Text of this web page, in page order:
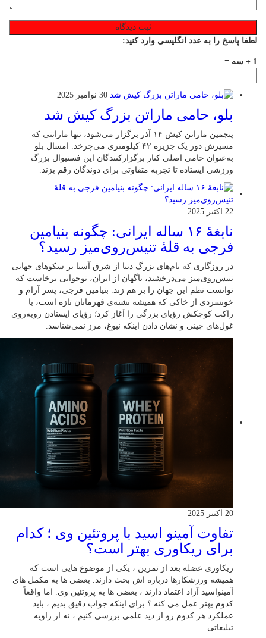
پاسخ را به عدد انگلیسی وارد کنید:
30 نوامبر 2025
بلو، حامی ماراتن بزرگ کیش شد
پنجمین ماراتن کیش ۱۴ آذر برگزار می‌شود، تنها ماراتنی که
مسیرش دور یک جزیره ۴۲ کیلومتری می‌چرخد. امسال بلو
به‌عنوان حامی اصلی کنار برگزارکنندگان این فستیوال بزرگ
ورزشی ایستاده تا تجربه متفاوتی برای دوندگان رقم بزند.
نابغهٔ ۱۶ ساله ایرانی: چگونه بنیامین
فرجی به قلهٔ تنیس‌روی‌میز رسید؟
در روزگاری که نام‌های بزرگ دنیا از شرق آسیا بر سکوهای جهانی
تنیس‌روی‌میز می‌درخشند، ناگهان از ایران، نوجوانی برخاست که
توانست نظم این جهان را بر هم زند. بنیامین فرجی، پسر آرام و
خونسردی از خاکی که همیشه تشنه‌ی قهرمانان تازه است، با
راکت کوچکش رؤیای بزرگی را آغاز کرد؛ رؤیای ایستادن روبه‌روی
غول‌های چینی و نشان دادن اینکه نبوغ، مرز نمی‌شناسد.
تفاوت آمینو اسید با پروتئین وی ؛ کدام
برای ریکاوری بهتر است؟
ریکاوری عضله بعد از تمرین ، یکی از موضوع‌ هایی‌ است که
همیشه ورزشکارها درباره‌ اش بحث دارند. بعضی‌ ها به مکمل‌ های
آمینواسید آزاد اعتماد دارند ، بعضی‌ ها به پروتئین وی. اما واقعاً
کدوم بهتر عمل می‌ کنه ؟ برای اینکه جواب دقیق بدیم ، باید
عملکرد هر کدوم رو از دید علمی بررسی کنیم ، نه از زاویه
تبلیغاتی.